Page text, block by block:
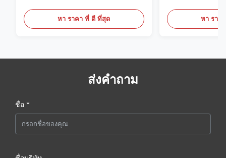
หา ราคา ที่ ดี ที่สุด หา ราค
ส่งคำถาม
ชื่อ *